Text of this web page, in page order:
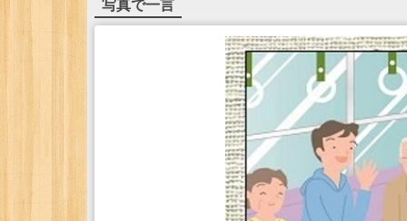
写真で一言